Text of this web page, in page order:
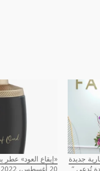
جديدة
تُدعى ”
«إيقاع العود» عطر
20 أغسطس، 2022